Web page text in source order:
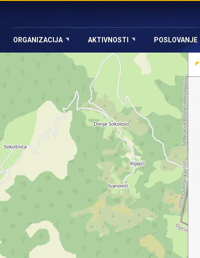
ORGANIZACIJA AKTIVNOSTI POSLOVANJE